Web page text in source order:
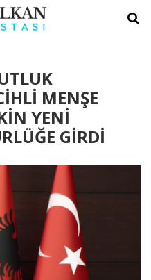
MENŞE
YENİ
GİRDİ